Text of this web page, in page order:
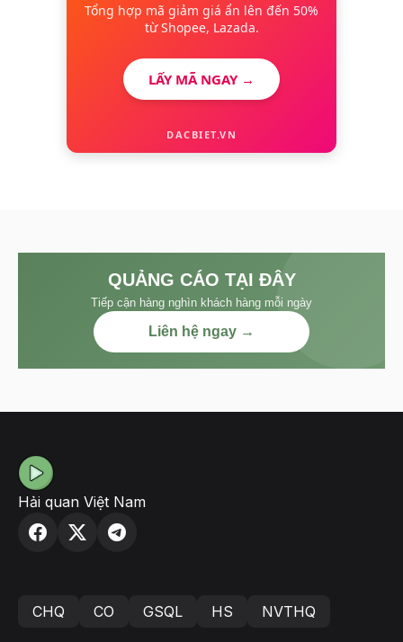
Tổng hợp mã giảm giá ẩn lên đến 50%
từ Shopee, Lazada.
LẤY MÃ NGAY →
DACBIET.VN
QUẢNG CÁO TẠI ĐÂY
Tiếp cận hàng nghìn khách hàng mỗi ngày
Liên hệ ngay →
Hải quan Việt Nam
CHQ CO GSQL HS NVTHQ